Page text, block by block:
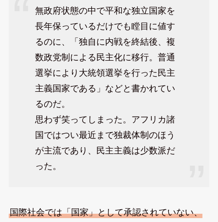
無政府状態の中で平和な独立国家を
長年保っているだけでも瞠目に値す
るのに、「独自に内戦を終結後、複
数政党制による民主化に移行。普通
選挙により大統領選挙を行った民主
主義国家である」などと書かれてい
るのだ。
思わず笑ってしまった。アフリカ諸
国ではつい最近まで独裁体制のほう
が主流であり、民主主義は少数派だ
った。
国際社会では「国家」として承認されていない、